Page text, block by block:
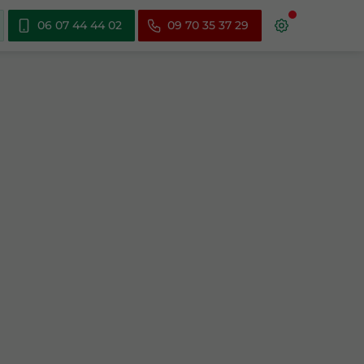
06 07 44 44 02 09 70 35 37 29